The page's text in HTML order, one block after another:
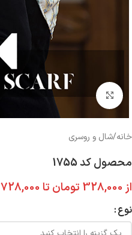
بزرگنمایی تصویر
خانه/شال و روسری
محصول کد 1755
از 328,000 تومان تا 728,000
نوع